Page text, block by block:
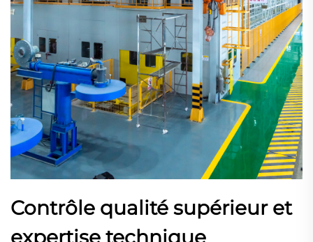
Contrôle qualité supérieur et
expertise technique